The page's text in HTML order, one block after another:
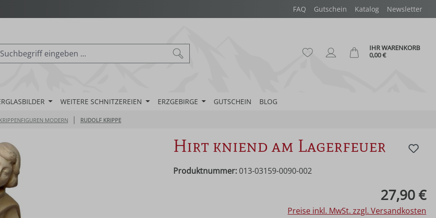
FAQ Gutschein Katalog Newsletter
Du hast 0 Produkte auf dem
IHR WARENKORB
0,00 €
WEITERE SCHNITZEREIEN ERZGEBIRGE GUTSCHEIN BLOG
KRIPPENFIGUREN MODERN | RUDOLF KRIPPE
Hirt kniend am Lagerfeuer
Produktnummer: 013-03159-0090-002
27,90 €
Preise inkl. MwSt. zzgl. Versandkosten